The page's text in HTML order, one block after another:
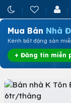
Mua Bán Nhà
Kênh bất động sản
+ Đăng tin miễn